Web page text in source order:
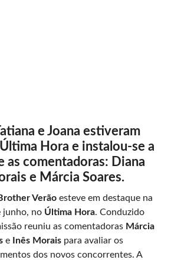
e Joana estiveram
Hora e instalou-se a
as comentadoras: Diana
e Márcia Soares.
Verãoesteve em destaque na
junho, no Última Hora. Conduzido
reuniu as comentadoras Márcia
e Inês Moraispara avaliar os
dos novos concorrentes. A